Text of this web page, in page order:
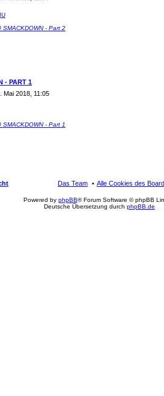
SMACKDOWN - Part 2
- PART 1
Mai 2018, 11:05
SMACKDOWN - Part 1
Alle Cookies des
Das Team
Powered by phpBB® Forum Software © phpBB
Deutsche Übersetzung durch phpBB.de